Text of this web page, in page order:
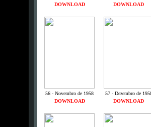
DOWNLOAD
DOWNLOAD
56 - Novembro de 1958
57 - Dezembro de
DOWNLOAD
DOWNLOAD